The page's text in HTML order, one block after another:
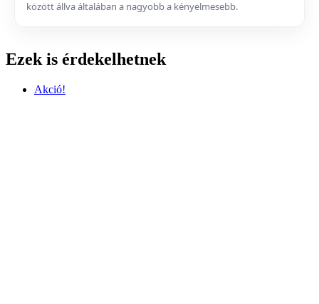
között állva általában a nagyobb a kényelmesebb.
Ezek is érdekelhetnek
Akció!